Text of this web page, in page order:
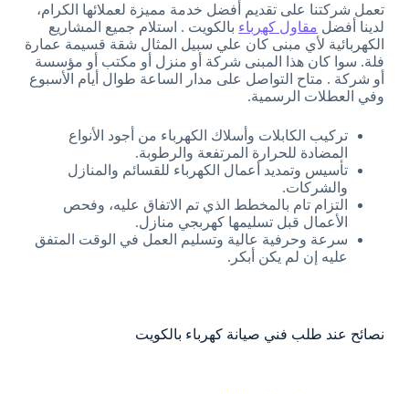
تعمل شركتنا على تقديم أفضل خدمة مميزة لعملائها الكرام،
لدينا أفضل مقاول كهرباء بالكويت . استلام جميع المشاريع
الكهربائية لأي مبنى كان علي سبيل المثال شقة قسيمة عمارة
فلة. سوا كان هذا المبنى شركة أو منزل أو مكتب أو مؤسسة
أو شركة . متاح التواصل على مدار الساعة طوال أيام الأسبوع
وفي العطلات الرسمية.
تركيب الكابلات وأسلاك الكهرباء من أجود الأنواع
المضادة للحرارة المرتفعة والرطوبة.
تأسيس وتمديد أعمال الكهرباء للقسائم والمنازل
والشركات.
التزام تام بالمخطط الذي تم الاتفاق عليه، وفحص
الأعمال قبل تسليمها كهربجي منازل.
سرعة وحرفية عالية وتسليم العمل في الوقت المتفق
عليه إن لم يكن أبكر.
نصائح عند طلب فني صيانة كهرباء بالكويت